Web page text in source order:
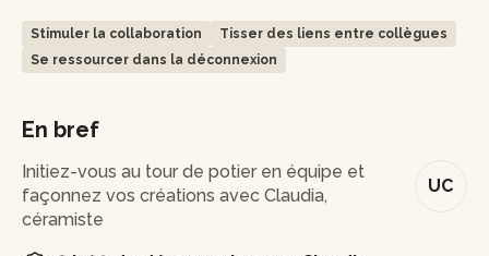
Stimuler la collaboration
Tisser des liens entre collègues
Se ressourcer dans la déconnexion
En bref
UC
Initiez-vous au tour de potier en équipe et
façonnez vos créations avec Claudia,
céramiste